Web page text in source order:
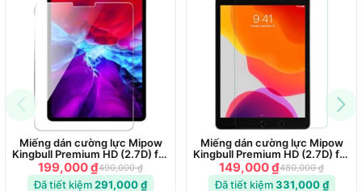
Miếng dán cường lực Mipow
Kingbull Premium HD (2.7D) for
iPad Pro (11 inch)
199,000 ₫490,000 ₫
Đã tiết kiệm291,000 ₫
Miếng dán cường lực Mipow
Kingbull Premium HD (2.7D) for
iPad 10.2 inch
149,000 ₫480,000 ₫
Đã tiết kiệm331,000 ₫